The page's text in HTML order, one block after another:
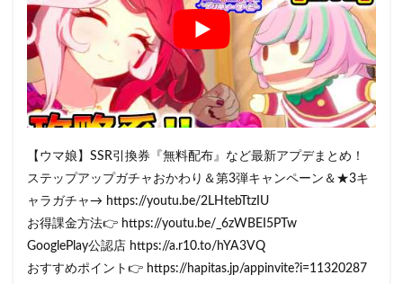
【ウマ娘】SSR引換券『無料配布』など最新アプデまとめ！
ステップアップガチャおかわり＆第3弾キャンペーン＆★3キ
ャラガチャ→ https://youtu.be/2LHtebTtzIU
お得課金方法👉 https://youtu.be/_6zWBEI5PTw
GooglePlay公認店 https://a.r10.to/hYA3VQ
おすすめポイント👉 https://hapitas.jp/appinvite?i=11320287